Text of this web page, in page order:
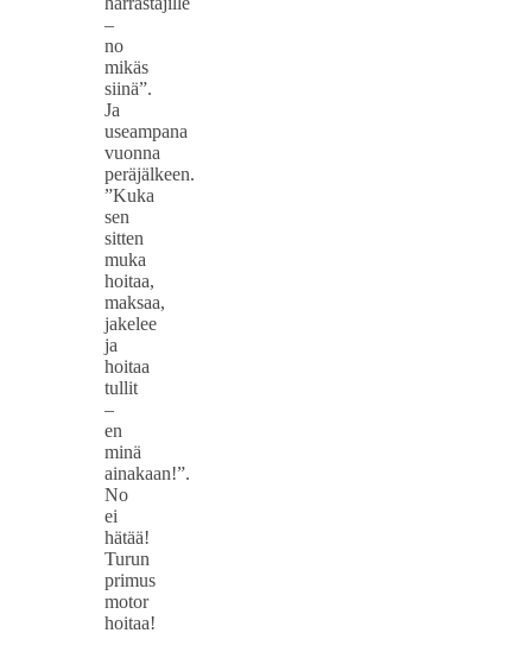
–
no
mikäs
siinä”.
Ja
useampana
vuonna
peräjälkeen.
”Kuka
sen
sitten
muka
hoitaa,
maksaa,
jakelee
ja
hoitaa
tullit
–
en
minä
ainakaan!”.
No
ei
hätää!
Turun
primus
motor
hoitaa!